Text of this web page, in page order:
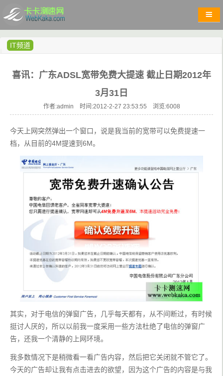
IT频道
喜讯：广东ADSL宽带免费大提速 截止日期2012年
3月31日
作者:admin 时间:2012-2-27 23:53:55 浏览:6008
今天上网突然弹出一个窗口，说是我当前的宽带可以免费提速一
档，从目前的4M提速到6M。
其实，对于电信的弹窗广告，几乎每天都有，从不间断过，有时候
挺讨人厌的，所以以前我一度采用一些方法杜绝了电信的弹窗广
告，还我一个清静的上网环境。
我多数情况下是稍微看一看广告内容，然后把它关闭就不管它了。
今天的广告却让我有点击进去的欲望，因为这个广告的内容是与我